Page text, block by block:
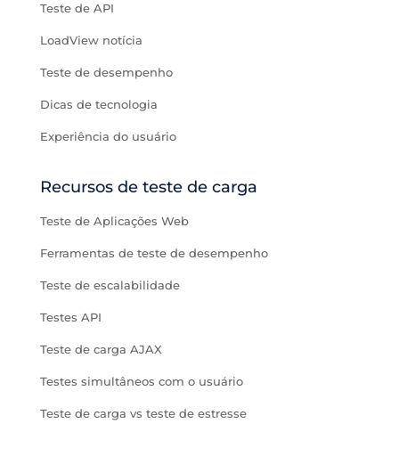
Teste de API
LoadView notícia
Teste de desempenho
Dicas de tecnologia
Experiência do usuário
Recursos de teste de carga
Teste de Aplicações Web
Ferramentas de teste de desempenho
Teste de escalabilidade
Testes API
Teste de carga AJAX
Testes simultâneos com o usuário
Teste de carga vs teste de estresse